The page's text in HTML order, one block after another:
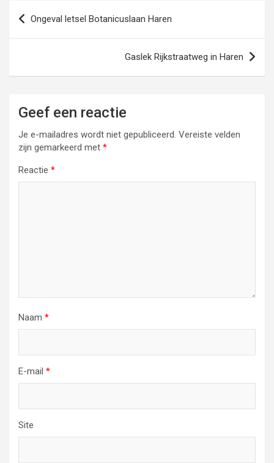
Bericht
navigatie
Ongeval letsel Botanicuslaan Haren
Gaslek Rijkstraatweg in Haren
Geef een reactie
Je e-mailadres wordt niet gepubliceerd. Vereiste velden
zijn gemarkeerd met *
Reactie *
Naam *
E-mail *
Site